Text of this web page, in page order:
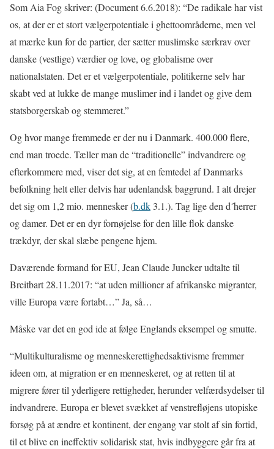
Som Aia Fog skriver: (Document 6.6.2018): “De radikale har vist
os, at der er et stort vælgerpotentiale i ghettoområderne, men vel
at mærke kun for de partier, der sætter muslimske særkrav over
danske (vestlige) værdier og love, og globalisme over
nationalstaten. Det er et vælgerpotentiale, politikerne selv har
skabt ved at lukke de mange muslimer ind i landet og give dem
statsborgerskab og stemmeret.”
Og hvor mange fremmede er der nu i Danmark. 400.000 flere,
end man troede. Tæller man de “traditionelle” indvandrere og
efterkommere med, viser det sig, at en femtedel af Danmarks
befolkning helt eller delvis har udenlandsk baggrund. I alt drejer
det sig om 1,2 mio. mennesker (b.dk 3.1.). Tag lige den d´herrer
og damer. Det er en dyr fornøjelse for den lille flok danske
trækdyr, der skal slæbe pengene hjem.
Daværende formand for EU, Jean Claude Juncker udtalte til
Breitbart 28.11.2017: “at uden millioner af afrikanske migranter,
ville Europa være fortabt…” Ja, så…
Måske var det en god ide at følge Englands eksempel og smutte.
“Multikulturalisme og menneskerettighedsaktivisme fremmer
ideen om, at migration er en menneskeret, og at retten til at
migrere fører til yderligere rettigheder, herunder velfærdsydelser til
indvandrere. Europa er blevet svækket af venstrefløjens utopiske
forsøg på at ændre et kontinent, der engang var stolt af sin fortid,
til et blive en ineffektiv solidarisk stat, hvis indbyggere går fra at